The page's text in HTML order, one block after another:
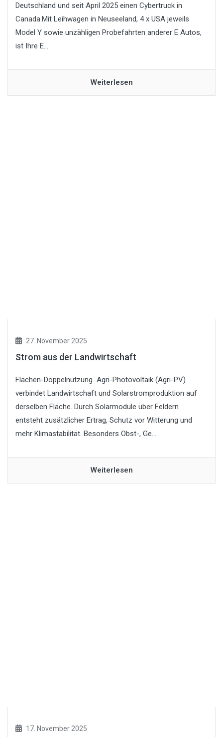
Deutschland und seit April 2025 einen Cybertruck in
Canada.Mit Leihwagen in Neuseeland, 4 x USA jeweils
Model Y sowie unzähligen Probefahrten anderer E Autos,
ist Ihre E...
Weiterlesen
27. November 2025
Strom aus der Landwirtschaft
Flächen-Doppelnutzung Agri-Photovoltaik (Agri-PV)
verbindet Landwirtschaft und Solarstromproduktion auf
derselben Fläche. Durch Solarmodule über Feldern
entsteht zusätzlicher Ertrag, Schutz vor Witterung und
mehr Klimastabilität. Besonders Obst-, Ge...
Weiterlesen
17. November 2025